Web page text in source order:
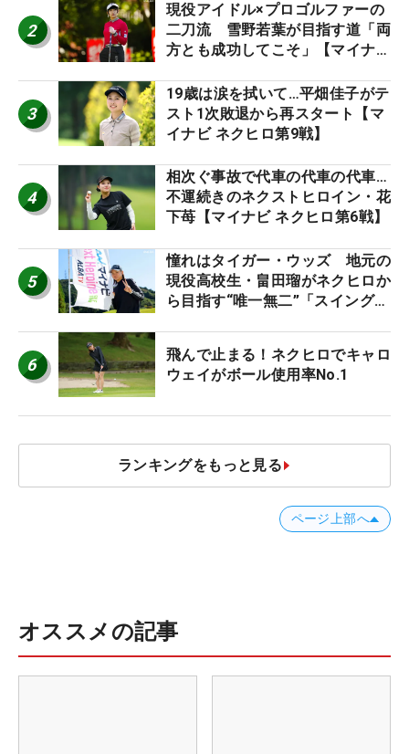
2
現役アイドル×プロゴルファーの
二刀流 雪野若葉が目指す道「両
方とも成功してこそ」【マイナビ
3
19歳は涙を拭いて…平畑佳子がテ
スト1次敗退から再スタート【マ
イナビ ネクヒロ第9戦】
4
相次ぐ事故で代車の代車の代車…
不運続きのネクストヒロイン・花
下苺【マイナビ ネクヒロ第6戦】
5
憧れはタイガー・ウッズ 地元の
現役高校生・畠田瑠がネクヒロか
ら目指す“唯一無二”「スイングは
6
飛んで止まる！ネクヒロでキャロ
ウェイがボール使用率No.1
ランキングをもっと見る
ページ上部へ
オススメの記事